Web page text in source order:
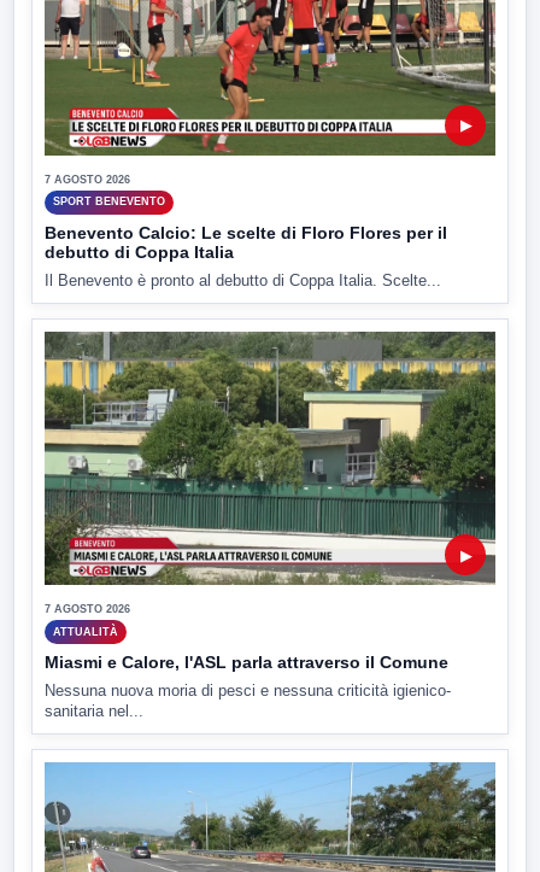
▶
7 AGOSTO 2026
SPORT BENEVENTO
Benevento Calcio: Le scelte di Floro Flores per il
debutto di Coppa Italia
Il Benevento è pronto al debutto di Coppa Italia. Scelte...
▶
7 AGOSTO 2026
ATTUALITÀ
Miasmi e Calore, l'ASL parla attraverso il Comune
Nessuna nuova moria di pesci e nessuna criticità igienico-
sanitaria nel...